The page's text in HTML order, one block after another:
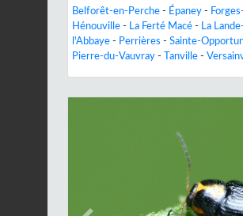
Belforêt-en-Perche - Épaney -
Hénouville - La Ferté Macé - La
l'Abbaye - Perrières - Sainte-
Pierre-du-Vauvray - Tanville -